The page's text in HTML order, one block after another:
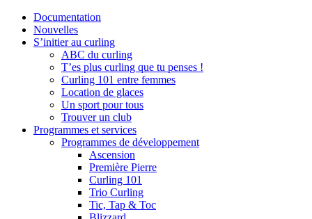
Documentation
Nouvelles
S’initier au curling
ABC du curling
T’es plus curling que tu penses !
Curling 101 entre femmes
Location de glaces
Un sport pour tous
Trouver un club
Programmes et services
Programmes de développement
Ascension
Première Pierre
Curling 101
Trio Curling
Tic, Tap & Toc